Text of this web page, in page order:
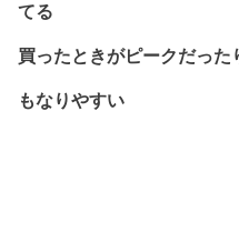
てる
買ったときがピークだっ
もなりやすい